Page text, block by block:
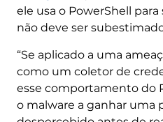
ele usa o PowerShell
não deve ser
“Se aplicado a uma
como um coletor de
esse comportamento do
o malware a ganhar uma